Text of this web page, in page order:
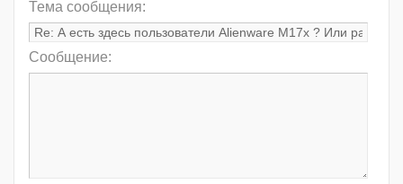
Тема сообщения:
Сообщение: